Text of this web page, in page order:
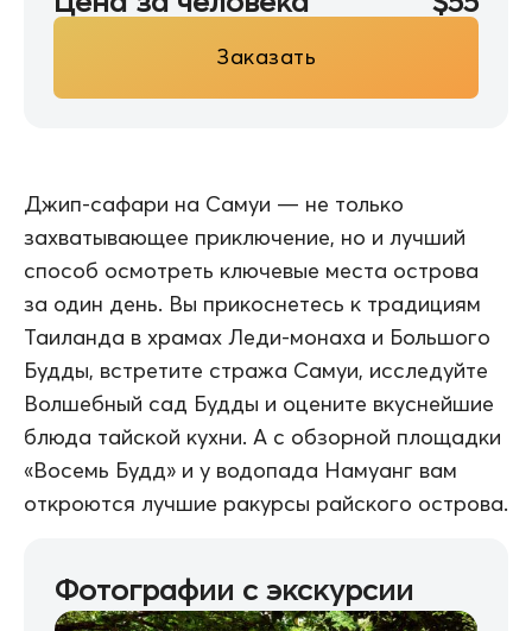
Джип-сафари на Самуи — не только
захватывающее приключение, но и лучший
способ осмотреть ключевые места острова
за один день. Вы прикоснетесь к традициям
Таиланда в храмах Леди-монаха и Большого
Будды, встретите стража Самуи, исследуйте
Волшебный сад Будды и оцените вкуснейшие
блюда тайской кухни. А с обзорной площадки
«Восемь Будд» и у водопада Намуанг вам
откроются лучшие ракурсы райского острова.
Фотографии с экскурсии
Заказать